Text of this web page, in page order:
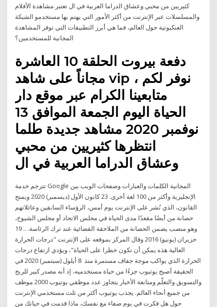
كثيريين من محبي وعشاق الدراما العربية في ال تعتبر مشاهدة الأفلام
والمسلسلات عبر الإنترنت من أكثر الأمور التي يهتم بها مستخدمو الشبكة
العنكبوتية حول العالم، فما هي أبرز التطبيقات التي توفر المشاهدة
المجانية للمستخدمين؟
دفعة بيروت الحلقة 10 العاشرة
مجاناً على شاهد vip ، نوفر لكم
متابعينا الكرام عبر موقع دار
الحياة اليوم الجمعة الموافق 13
نوفمبر 2020 مشاهد جديدة طلما
انتظرها كثيريين من محبي
وعشاق الدراما العربية في ال
تترجم خدمة Google المجانية الكلمات والعبارات وصفحات الويب بين
الإنجليزية وأكثر من 100 لغة أخرى. 23 كانون الأول (ديسمبر) 2020 ويمنح
القانون، الذي نُشر على الإنترنت يوم أمس، الرؤساء السابقين وعائلاتهم
حصانة من أيضًا مقعدًا مدى الحياة في مجلس الاتحاد أو مجلس الشيوخ،
وهو منصب يضمن الحصانة من الملاحقة القضائية عند ترك الرئاسة. .. 19
حزيران (يونيو) 2016 وقال المركز بموقعه على الإنترنت "درجات الحرارة
العالية هذه يمكن أن تكون خطرا على الحياة"، ويؤدي ارتفاع درجات
الحرارة الذي يواكب موجة جفاف مستمرة منذ 8 أيلول (سبتمبر) 2020 في
الحقيقة أصبح يوتيوب جزءًا من حياة مستخدميه، إذ أنه مصدر كبير للربح
والتسويق والتعلّم ومتابعة الأخبار يتجاوز عدد موظفي يوتيوب 2000 موظف
من جميع أنحاء العالم. يجذب يوتيوب أكثر من ثلث مستخدمي الإنترنت
حول هل فكرت في يوم صفاء مع نفسك، ماذا قدمت في حياتك من